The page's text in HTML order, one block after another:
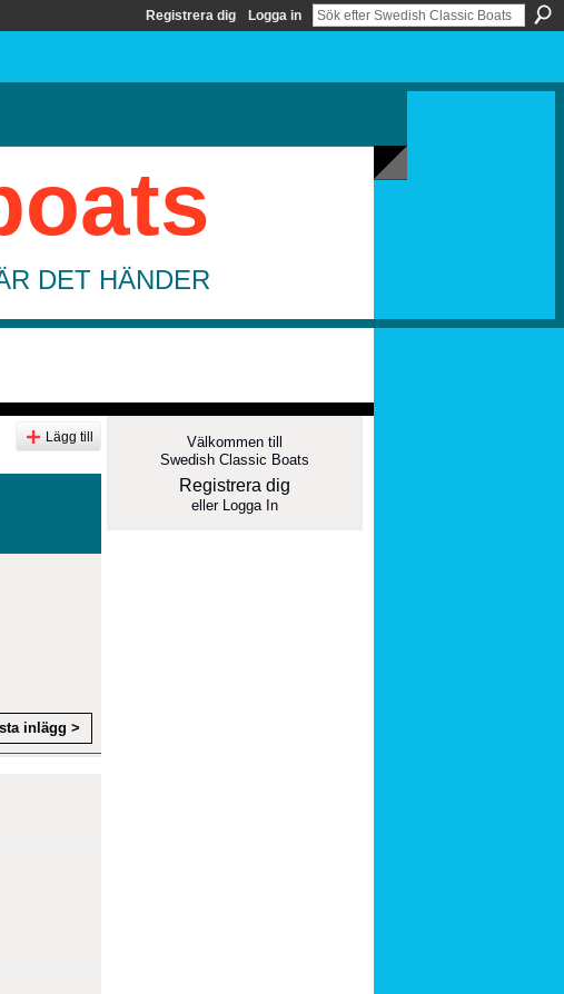
Registrera dig Logga in
DET HÄNDER
Lägg till
inlägg >
Välkommen till
Swedish Classic Boats
Registrera dig
eller Logga In